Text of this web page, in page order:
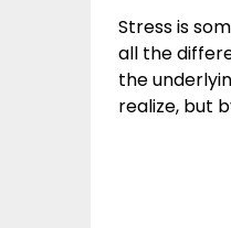
Stress is
all the
the
realize, but